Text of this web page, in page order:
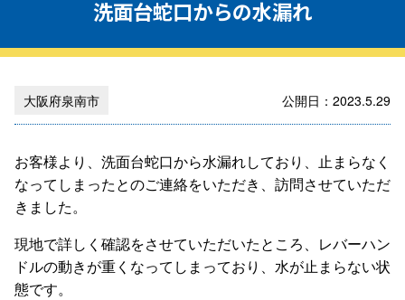
洗面台蛇口からの水漏れ
大阪府泉南市 公開日：2023.5.29
お客様より、洗面台蛇口から水漏れしており、止まらなく
なってしまったとのご連絡をいただき、訪問させていただ
きました。
現地で詳しく確認をさせていただいたところ、レバーハン
ドルの動きが重くなってしまっており、水が止まらない状
態です。